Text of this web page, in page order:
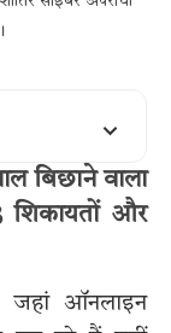
बिछाने वाला
शिकायतों और
जहां ऑनलाइन